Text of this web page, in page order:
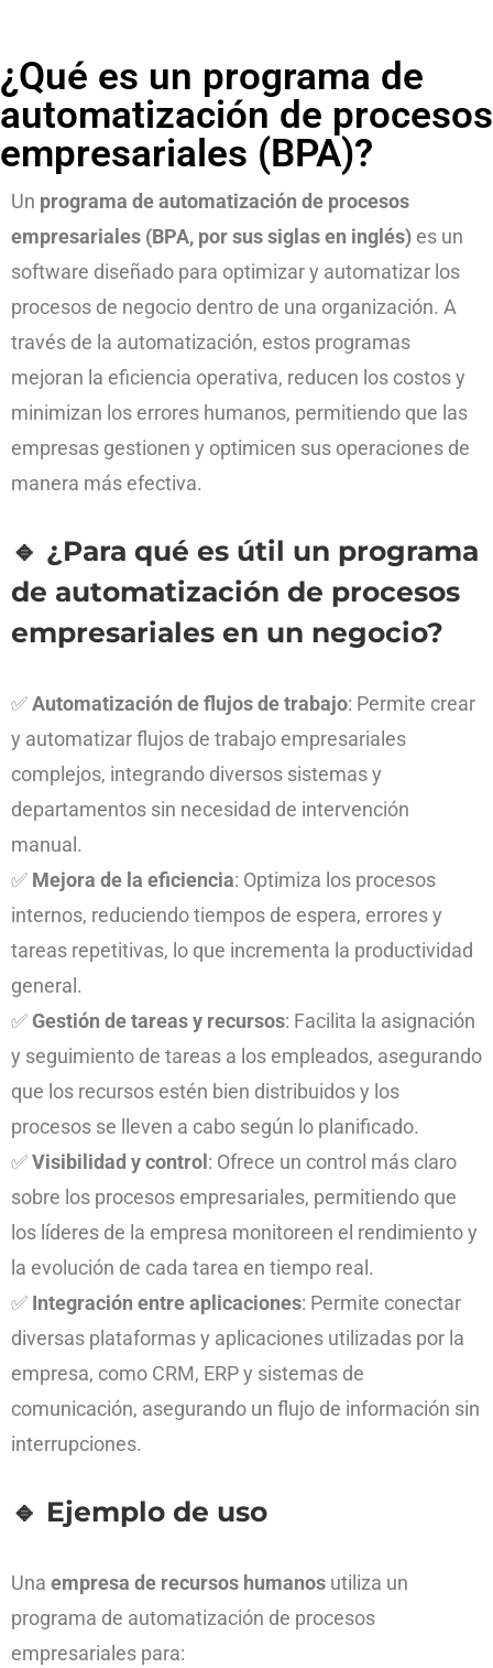
¿Qué es un programa de
automatización de procesos
empresariales (BPA)?
Un programa de automatización de procesos
empresariales (BPA, por sus siglas en inglés) es un
software diseñado para optimizar y automatizar los
procesos de negocio dentro de una organización. A
través de la automatización, estos programas
mejoran la eficiencia operativa, reducen los costos y
minimizan los errores humanos, permitiendo que las
empresas gestionen y optimicen sus operaciones de
manera más efectiva.
🔹 ¿Para qué es útil un programa
de automatización de procesos
empresariales en un negocio?
✅Automatización de flujos de trabajo: Permite crear
y automatizar flujos de trabajo empresariales
complejos, integrando diversos sistemas y
departamentos sin necesidad de intervención
manual.
✅ Mejora de la eficiencia: Optimiza los procesos
internos, reduciendo tiempos de espera, errores y
tareas repetitivas, lo que incrementa la productividad
general.
✅ Gestión de tareas y recursos: Facilita la asignación
y seguimiento de tareas a los empleados, asegurando
que los recursos estén bien distribuidos y los
procesos se lleven a cabo según lo planificado.
✅Visibilidad y control : Ofrece un control más claro
sobre los procesos empresariales, permitiendo que
los líderes de la empresa monitoreen el rendimiento y
la evolución de cada tarea en tiempo real.
✅ Integración entre aplicaciones: Permite conectar
diversas plataformas y aplicaciones utilizadas por la
empresa, como CRM, ERP y sistemas de
comunicación, asegurando un flujo de información sin
interrupciones.
🔹 Ejemplo de uso
Una empresa de recursos humanos utiliza un
programa de automatización de procesos
empresariales para: